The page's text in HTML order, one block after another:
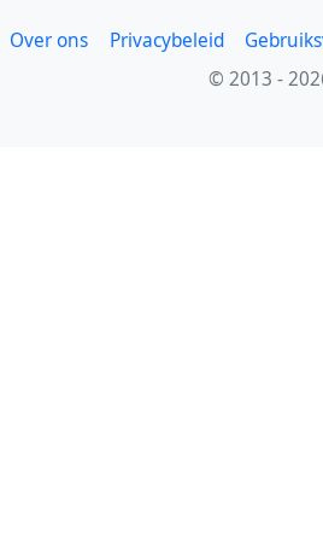
Over ons Privacybeleid
© 2013 -